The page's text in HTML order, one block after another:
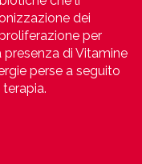
dei
per
presenza di Vitamine
perse a seguito